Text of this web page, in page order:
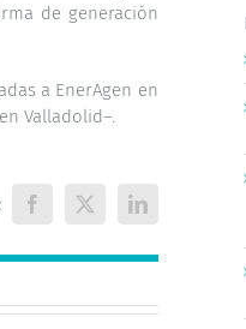
de generación
a EnerAgen en
Valladolid–.
Facebook
X LinkedIn